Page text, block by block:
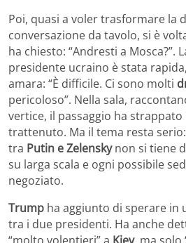
Poi, quasi a voler trasformare la
conversazione da tavolo, si è
ha chiesto: “Andresti a Mosca?”.
presidente ucraino è stata
amara: “È difficile. Ci sono molti
pericoloso”. Nella sala,
vertice, il passaggio ha
trattenuto. Ma il tema resta
tra Putin e Zelenskynon si tiene
su larga scala e ogni possibile
negoziato.
Trump ha aggiunto di sperare in
tra i due presidenti. Ha anche
“molto volentieri” a Kiev, ma solo